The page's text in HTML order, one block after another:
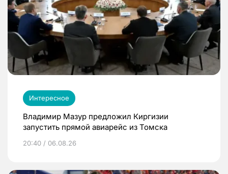
Интересное
Владимир Мазур предложил Киргизии
запустить прямой авиарейс из Томска
20:40 / 06.08.26